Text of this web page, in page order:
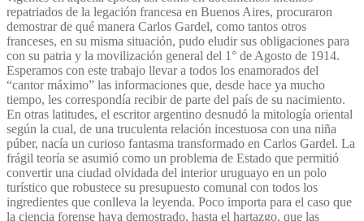
repatriados de la legación francesa en Buenos Aires, procuraron
demostrar de qué manera Carlos Gardel, como tantos otros
franceses, en su misma situación, pudo eludir sus obligaciones para
con su patria y la movilización general del 1° de Agosto de 1914.
Esperamos con este trabajo llevar a todos los enamorados del
“cantor máximo” las informaciones que, desde hace ya mucho
tiempo, les correspondía recibir de parte del país de su nacimiento.
En otras latitudes, el escritor argentino desnudó la mitología oriental
según la cual, de una truculenta relación incestuosa con una niña
púber, nacía un curioso fantasma transformado en Carlos Gardel. La
frágil teoría se asumió como un problema de Estado que permitió
convertir una ciudad olvidada del interior uruguayo en un polo
turístico que robustece su presupuesto comunal con todos los
ingredientes que conlleva la leyenda. Poco importa para el caso que
la ciencia forense haya demostrado, hasta el hartazgo, que las